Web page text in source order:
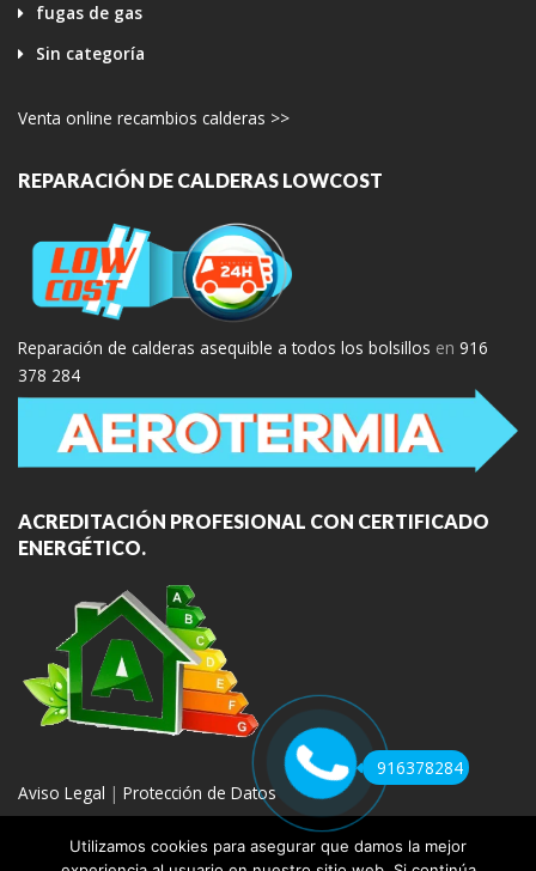
fugas de gas
Sin categoría
Venta online recambios calderas >>
REPARACIÓN DE CALDERAS LOWCOST
Reparación de calderas asequible a todos los bolsillos en 916
378 284
ACREDITACIÓN PROFESIONAL CON CERTIFICADO
ENERGÉTICO.
Aviso Legal | Protección de Datos
Utilizamos cookies para asegurar que damos la mejor
916378284